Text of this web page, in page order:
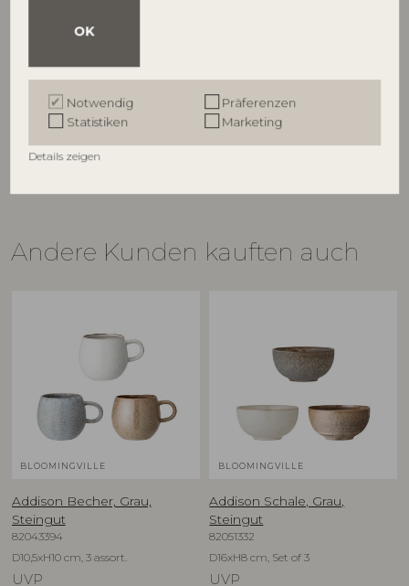
OK
Notwendig
Präferenzen
Statistiken
Marketing
Details zeigen
Steingut
82043394
D10,5xH10 cm, 3 assort.
18,90
D9,5xH10 cm
UVP
€ 16,90
Andere Kunden kauften auch
BLOOMINGVILLE
Addison Becher, Grau,
Steingut
82043394
D10,5xH10 cm, 3 assort.
UVP
BLOOMINGVILLE
Addison Schale, Grau,
Steingut
82051332
D16xH8 cm, Set of 3
UVP